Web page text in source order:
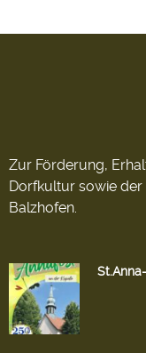
Zur Förderung,
Dorfkultur sowie
Balzhofen.